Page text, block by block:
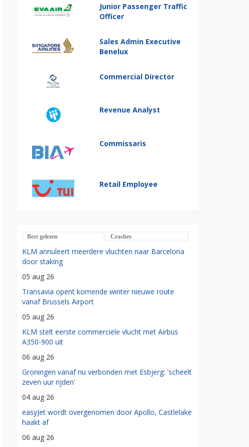
Junior Passenger Traffic
Officer
Sales Admin Executive
Benelux
Commercial Director
Revenue Analyst
Commissaris
Retail Employee
Best gelezen Crashes
KLM annuleert meerdere vluchten naar Barcelona
door staking
05 aug 26
Transavia opent komende winter nieuwe route
vanaf Brussels Airport
05 aug 26
KLM stelt eerste commerciële vlucht met Airbus
A350-900 uit
06 aug 26
Groningen vanaf nu verbonden met Esbjerg: 'scheelt
zeven uur rijden'
04 aug 26
easyJet wordt overgenomen door Apollo, Castlelake
haakt af
06 aug 26